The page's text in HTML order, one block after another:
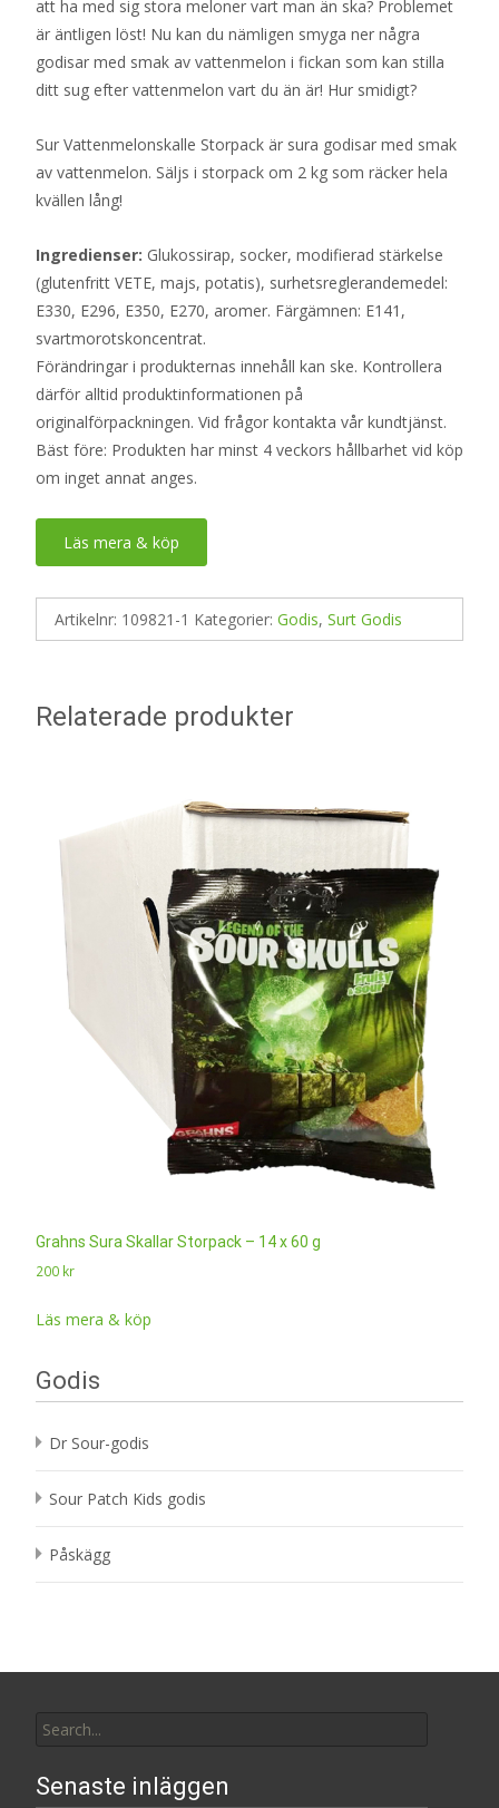
att ha med sig stora meloner vart man än ska? Problemet
är äntligen löst! Nu kan du nämligen smyga ner några
godisar med smak av vattenmelon i fickan som kan stilla
ditt sug efter vattenmelon vart du än är! Hur smidigt?
Sur Vattenmelonskalle Storpack är sura godisar med smak
av vattenmelon. Säljs i storpack om 2 kg som räcker hela
kvällen lång!
Ingredienser: Glukossirap, socker, modifierad stärkelse
(glutenfritt VETE, majs, potatis), surhetsreglerandemedel:
E330, E296, E350, E270, aromer. Färgämnen: E141,
svartmorotskoncentrat.
Förändringar i produkternas innehåll kan ske. Kontrollera
därför alltid produktinformationen på
originalförpackningen. Vid frågor kontakta vår kundtjänst.
Bäst före: Produkten har minst 4 veckors hållbarhet vid köp
om inget annat anges.
Läs mera & köp
Artikelnr: 109821-1 Kategorier: Godis, Surt Godis
Relaterade produkter
Grahns Sura Skallar Storpack – 14 x 60 g
200 kr
Läs mera & köp
Godis
Dr Sour-godis
Sour Patch Kids godis
Påskägg
for:
Senaste inläggen